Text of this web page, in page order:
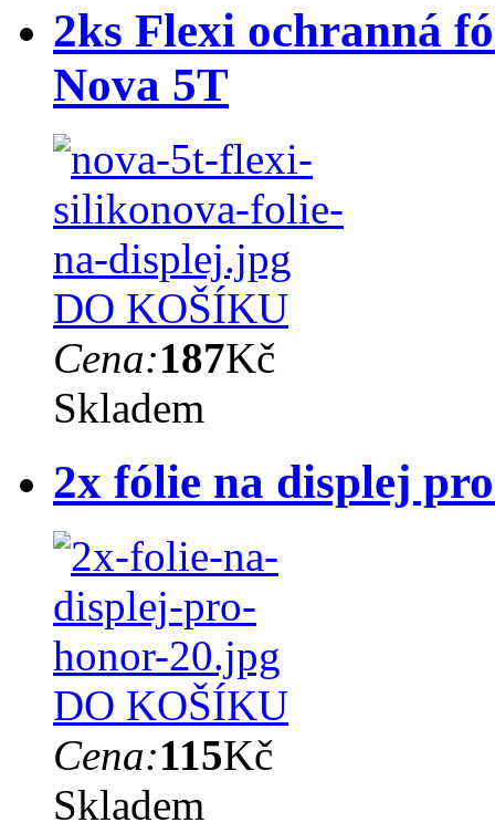
2ks Flexi ochranná
Nova 5T
DO KOŠÍKU
Cena:187Kč
Skladem
2x fólie na displej
DO KOŠÍKU
Cena:115Kč
Skladem